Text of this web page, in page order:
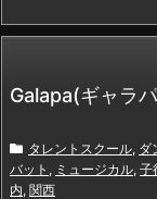
Galapa(ギャラ
タレントスクール, ダ
バット , ミュージカル, 子
内, 関西